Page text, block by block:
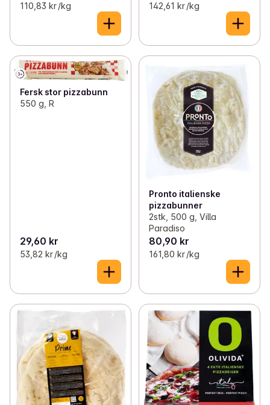
110,83 kr /kg 142,61 kr /kg
Fersk stor pizzabunn
550 g, R
29,60 kr
53,82 kr /kg
Pronto italienske
pizzabunner
2stk, 500 g, Villa
Paradiso
80,90 kr
161,80 kr /kg